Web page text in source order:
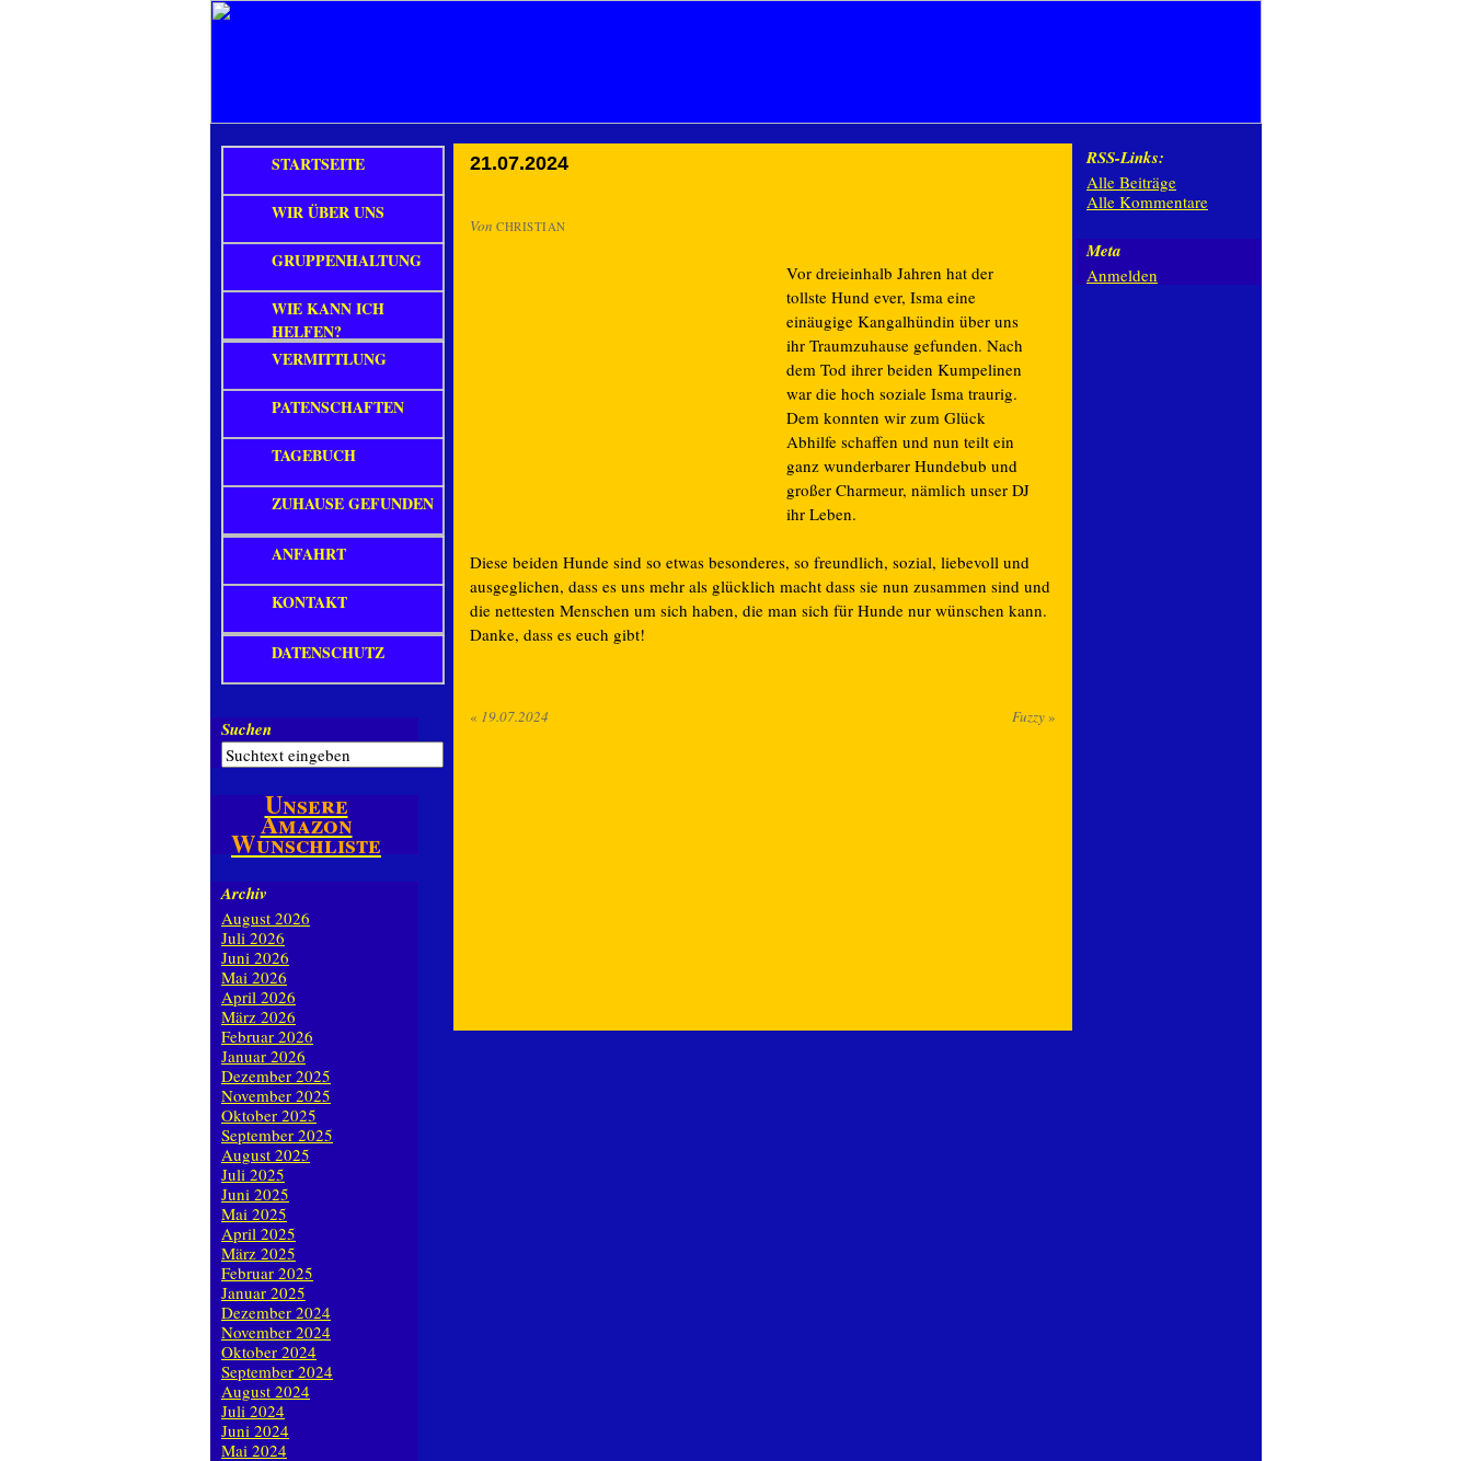
21.07.2024
Von CHRISTIAN
Vor dreieinhalb Jahren hat der
tollste Hund ever, Isma eine
einäugige Kangalhündin über uns
ihr Traumzuhause gefunden. Nach
dem Tod ihrer beiden Kumpelinen
war die hoch soziale Isma traurig.
Dem konnten wir zum Glück
Abhilfe schaffen und nun teilt ein
ganz wunderbarer Hundebub und
großer Charmeur, nämlich unser DJ
ihr Leben.
Diese beiden Hunde sind so etwas besonderes, so freundlich, sozial, liebevoll und
ausgeglichen, dass es uns mehr als glücklich macht dass sie nun zusammen sind und
die nettesten Menschen um sich haben, die man sich für Hunde nur wünschen kann.
Danke, dass es euch gibt!
« 19.07.2024 Fuzzy»
STARTSEITE
WIR ÜBER UNS
GRUPPENHALTUNG
WIE KANN ICH
HELFEN?
VERMITTLUNG
PATENSCHAFTEN
TAGEBUCH
ZUHAUSE GEFUNDEN
ANFAHRT
KONTAKT
DATENSCHUTZ
Suchen
Unsere
Amazon
Wunschliste
Archiv
August 2026
Juli 2026
Juni 2026
Mai 2026
April 2026
März 2026
Februar 2026
Januar 2026
Dezember 2025
November 2025
Oktober 2025
September 2025
August 2025
Juli 2025
Juni 2025
Mai 2025
April 2025
März 2025
Februar 2025
Januar 2025
Dezember 2024
November 2024
Oktober 2024
September 2024
August 2024
Juli 2024
Juni 2024
Mai 2024
RSS-Links:
Alle Beiträge
Alle Kommentare
Meta
Anmelden